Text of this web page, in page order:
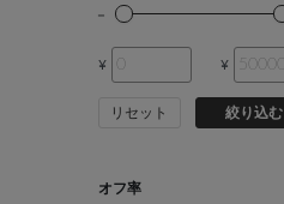
¥ ¥
リセット 絞り込む
オフ率